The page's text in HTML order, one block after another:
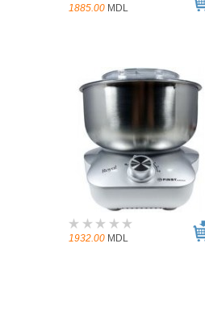
1885.00 MDL
1932.00 MDL